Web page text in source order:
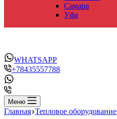
Самара
Уфа
WHATSAPP
+78435557788
Меню
Главная Тепловое оборудование